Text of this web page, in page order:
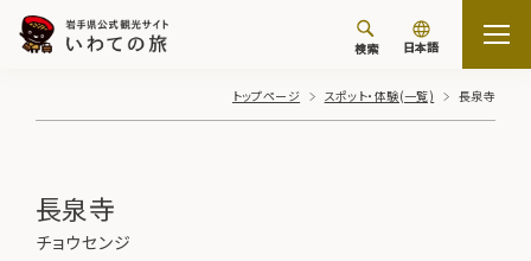
検索 日本語
トップページ スポット・体験(一覧) 長泉寺
長泉寺
チョウセンジ